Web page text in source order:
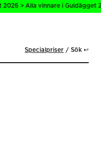
> Alla vinnare i
Specialpriser Sök ↩